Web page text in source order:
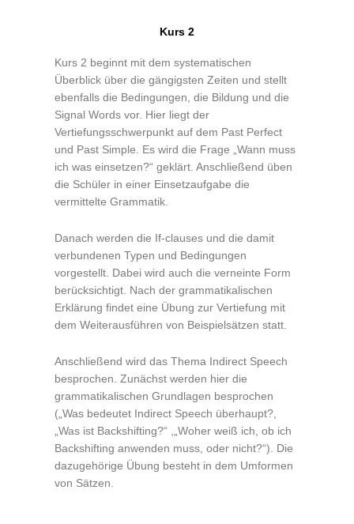
Kurs 2
Kurs 2 beginnt mit dem systematischen
Überblick über die gängigsten Zeiten und stellt
ebenfalls die Bedingungen, die Bildung und die
Signal Words vor. Hier liegt der
Vertiefungsschwerpunkt auf dem Past Perfect
und Past Simple. Es wird die Frage „Wann muss
ich was einsetzen?“ geklärt. Anschließend üben
die Schüler in einer Einsetzaufgabe die
vermittelte Grammatik.
Danach werden die If-clauses und die damit
verbundenen Typen und Bedingungen
vorgestellt. Dabei wird auch die verneinte Form
berücksichtigt. Nach der grammatikalischen
Erklärung findet eine Übung zur Vertiefung mit
dem Weiterausführen von Beispielsätzen statt.
Anschließend wird das Thema Indirect Speech
besprochen. Zunächst werden hier die
grammatikalischen Grundlagen besprochen
(„Was bedeutet Indirect Speech überhaupt?,
„Was ist Backshifting?“ ,„Woher weiß ich, ob ich
Backshifting anwenden muss, oder nicht?“). Die
dazugehörige Übung besteht in dem Umformen
von Sätzen.